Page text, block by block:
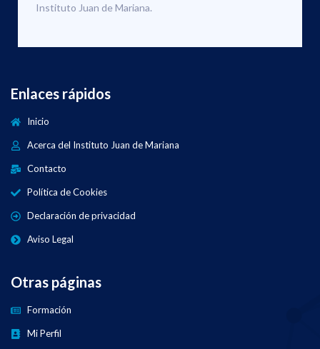
Instituto Juan de Mariana.
Enlaces rápidos
Inicio
Acerca del Instituto Juan de Mariana
Contacto
Política de Cookies
Declaración de privacidad
Aviso Legal
Otras páginas
Formación
Mi Perfil